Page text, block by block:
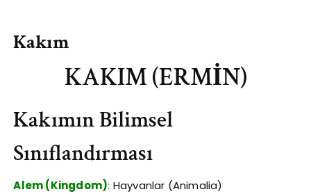
Kakım
KAKIM (ERMİN)
Kakımın Bilimsel
Sınıflandırması
Alem (Kingdom): Hayvanlar (Animalia)